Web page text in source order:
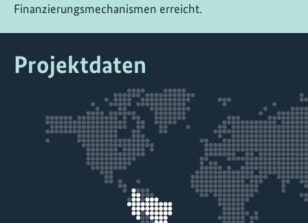
Finanzierungsmechanismen erreicht.
Projektdaten